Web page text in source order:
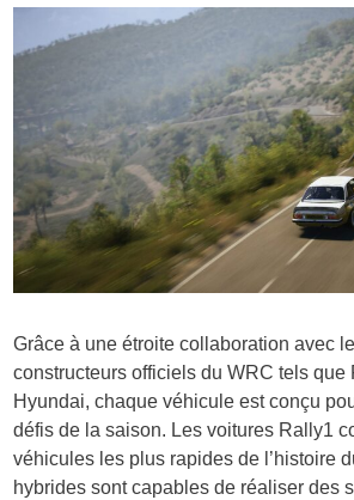
Grâce à une étroite collaboration avec
constructeurs officiels du WRC tels que
Hyundai, chaque véhicule est conçu
défis de la saison. Les voitures Rally1
véhicules les plus rapides de l’histoire
hybrides sont capables de réaliser des